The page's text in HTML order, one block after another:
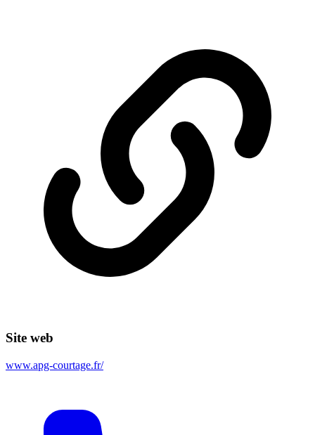
Site web
www.apg-courtage.fr/